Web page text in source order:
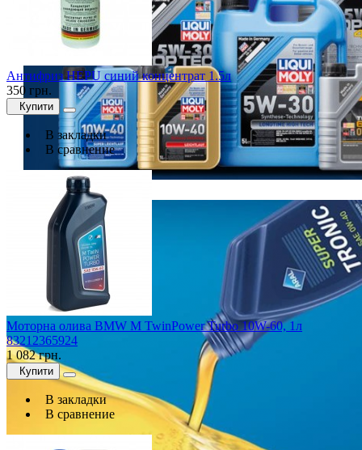
Антифриз HEPU синий концентрат 1.5л
350 грн.
Купити
В закладки
В сравнение
Моторна олива BMW M TwinPower Turbo 10W-60, 1л
83212365924
1 082 грн.
Купити
В закладки
В сравнение